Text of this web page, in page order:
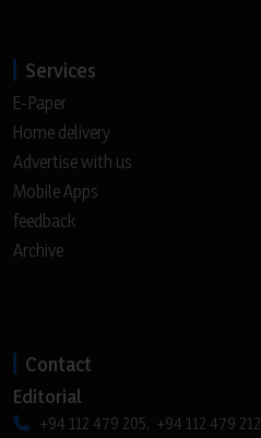
Services
E-Paper
Home delivery
Advertise with us
Mobile Apps
feedback
Archive
Contact
Editorial
+94 112 479 205, +94 112 479 212